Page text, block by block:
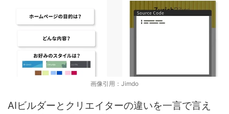
画像引用：Jimdo
AIビルダーとクリエイターの違いを一言で言え